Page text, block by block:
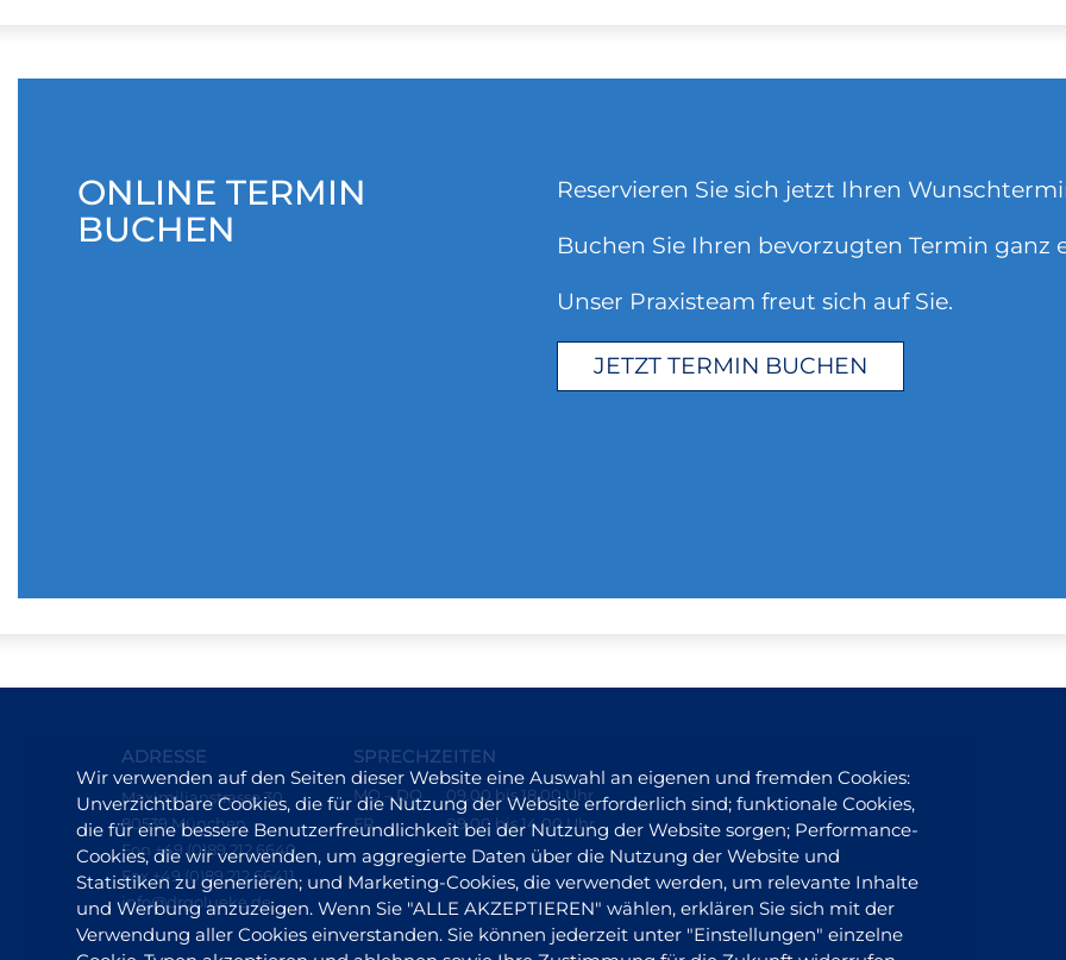
ONLINE TERMIN
BUCHEN
Reservieren Sie sich jetzt Ihren
Buchen Sie Ihren bevorzugten Termin ganz
Unser Praxisteam freut sich auf Sie.
JETZT TERMIN BUCHEN
ADRESSE
Maximilianstrasse 30
80539 München
Fon +49 (0)89 212 6640
Fax +49 (0)89 212 66411
info@drgolueke.de
SPRECHZEITEN
MO – DO
09.00 bis 18.00 Uhr
FR
09.00 bis 14.00 Uhr
Wir verwenden auf den Seiten dieser Website eine Auswahl an eigenen und fremden Cookies:
Unverzichtbare Cookies, die für die Nutzung der Website erforderlich sind; funktionale Cookies,
die für eine bessere Benutzerfreundlichkeit bei der Nutzung der Website sorgen; Performance-
Cookies, die wir verwenden, um aggregierte Daten über die Nutzung der Website und
Statistiken zu generieren; und Marketing-Cookies, die verwendet werden, um relevante Inhalte
und Werbung anzuzeigen. Wenn Sie "ALLE AKZEPTIEREN" wählen, erklären Sie sich mit der
Verwendung aller Cookies einverstanden. Sie können jederzeit unter "Einstellungen" einzelne